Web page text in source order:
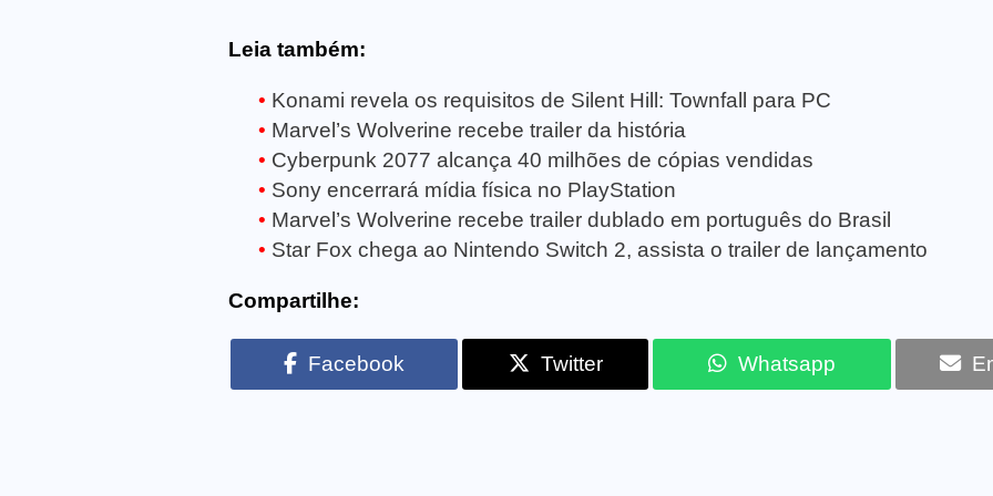
Leia também:
Konami revela os requisitos de Silent Hill: Townfall para PC
Marvel’s Wolverine recebe trailer da história
Cyberpunk 2077 alcança 40 milhões de cópias vendidas
Sony encerrará mídia física no PlayStation
Marvel’s Wolverine recebe trailer dublado em português do Brasil
Star Fox chega ao Nintendo Switch 2, assista o trailer de lançamento
Compartilhe:
Facebook Twitter Whatsapp